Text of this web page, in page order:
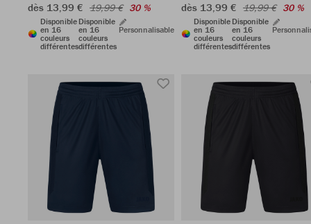
dès 13,99 € 19,99 € 30 %
Disponible
en 16
couleurs
différentes
Disponible
en 16
couleurs
différentes
Personnalisable
dès 13,99 € 19,99 € 30 %
Disponible
en 16
couleurs
différentes
Disponible
en 16
couleurs
différentes